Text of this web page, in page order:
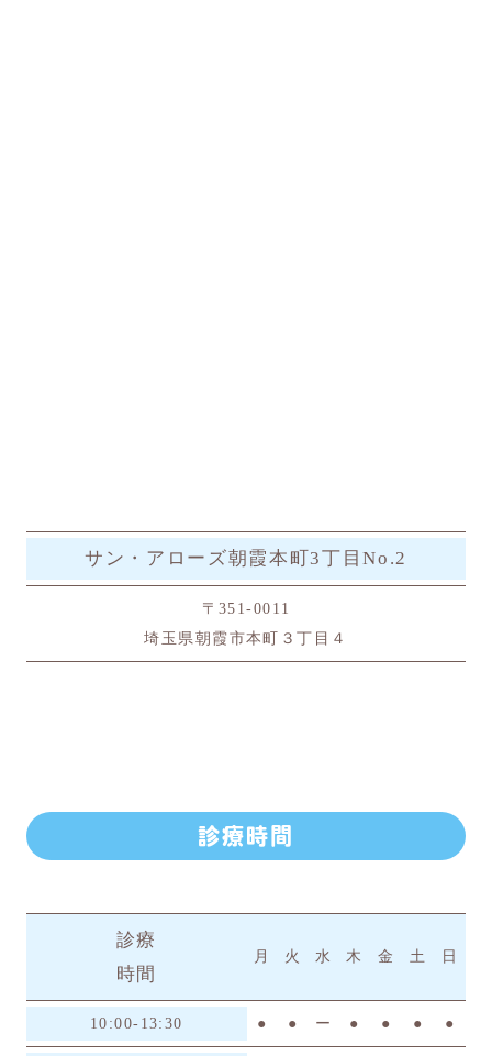
サン・アローズ朝霞本町3丁目No.2
〒351-0011
埼玉県朝霞市本町３丁目４
診療時間
診療
時間
月 火 水 木 金 土 日
10:00-13:30 ● ● ー ● ● ● ●